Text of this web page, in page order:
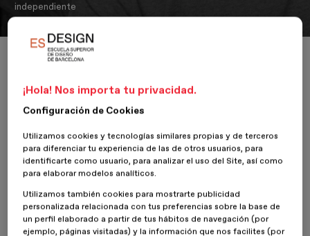
independiente
ESDESIGNERS
Gráfico y Editorial
Hablamos con Ignacio Segura , alumno del Máster en
Editorial y Publicaciones Digitalesy finalista de la quinta
edición de los Premios Trabajo de Final de Máster de
ESDESIGN.
¡Hola! Nos importa tu privacidad.
Configuración de Cookies
Utilizamos cookies y tecnologías similares propias y de terceros
para diferenciar tu experiencia de las de otros usuarios, para
identificarte como usuario, para analizar el uso del Site, así como
para elaborar modelos analíticos.
Utilizamos también cookies para mostrarte publicidad
personalizada relacionada con tus preferencias sobre la base de
un perfil elaborado a partir de tus hábitos de navegación (por
ejemplo, páginas visitadas) y la información que nos facilites (por